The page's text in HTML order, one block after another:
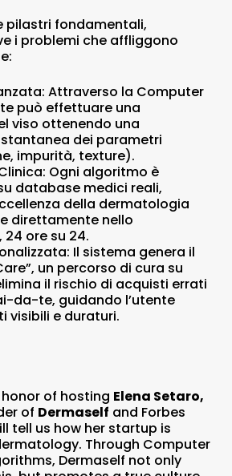
pilastri fondamentali,
i problemi che affliggono
Attraverso la Computer
può effettuare una
viso ottenendo una
dei parametri
impurità, texture).
Ogni algoritmo è
database medici reali,
della dermatologia
direttamente nello
ore su 24.
Il sistema genera il
, un percorso di cura su
il rischio di acquisti errati
da-te, guidando l’utente
visibili e duraturi.
of hosting Elena Setaro,
of Dermaself and Forbes
tell us how her startup is
Through Computer
Dermaself not only